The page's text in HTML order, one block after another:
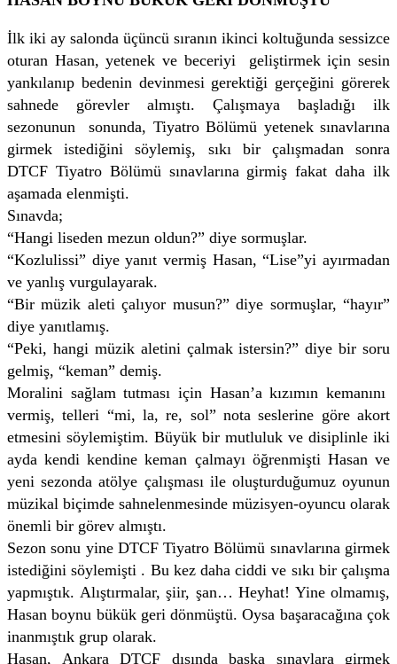
İlk iki ay salonda üçüncü sıranın ikinci koltuğunda sessizce
oturan Hasan, yetenek ve beceriyi geliştirmek için sesin
yankılanıp bedenin devinmesi gerektiği gerçeğini görerek
sahnede görevler almıştı. Çalışmaya başladığı ilk
sezonunun sonunda, Tiyatro Bölümü yetenek sınavlarına
girmek istediğini söylemiş, sıkı bir çalışmadan sonra
DTCF Tiyatro Bölümü sınavlarına girmiş fakat daha ilk
aşamada elenmişti.
Sınavda;
“Hangi liseden mezun oldun?” diye sormuşlar.
“Kozlulissi” diye yanıt vermiş Hasan, “Lise”yi ayırmadan
ve yanlış vurgulayarak.
“Bir müzik aleti çalıyor musun?” diye sormuşlar, “hayır”
diye yanıtlamış.
“Peki, hangi müzik aletini çalmak istersin?” diye bir soru
gelmiş, “keman” demiş.
Moralini sağlam tutması için Hasan’a kızımın kemanını
vermiş, telleri “mi, la, re, sol” nota seslerine göre akort
etmesini söylemiştim. Büyük bir mutluluk ve disiplinle iki
ayda kendi kendine keman çalmayı öğrenmişti Hasan ve
yeni sezonda atölye çalışması ile oluşturduğumuz oyunun
müzikal biçimde sahnelenmesinde müzisyen-oyuncu olarak
önemli bir görev almıştı.
Sezon sonu yine DTCF Tiyatro Bölümü sınavlarına girmek
istediğini söylemişti . Bu kez daha ciddi ve sıkı bir çalışma
yapmıştık. Alıştırmalar, şiir, şan… Heyhat! Yine olmamış,
Hasan boynu bükük geri dönmüştü. Oysa başaracağına çok
inanmıştık grup olarak.
Hasan, Ankara DTCF dışında başka sınavlara girmek